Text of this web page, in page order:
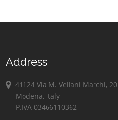
Address
41124 Via M. Vellani Marchi, 20
Modena, Italy
P.IVA 03466110362